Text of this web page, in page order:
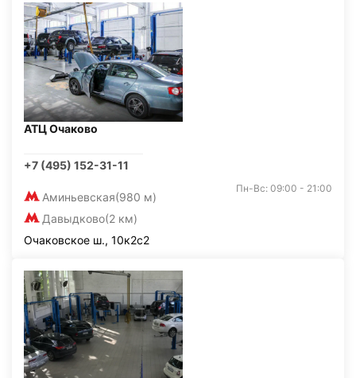
АТЦ Очаково
+7 (495) 152-31-11
Аминьевская(980 м)
Давыдково(2 км)
Пн-Вс: 09:00 - 21:00
Очаковское ш., 10к2с2